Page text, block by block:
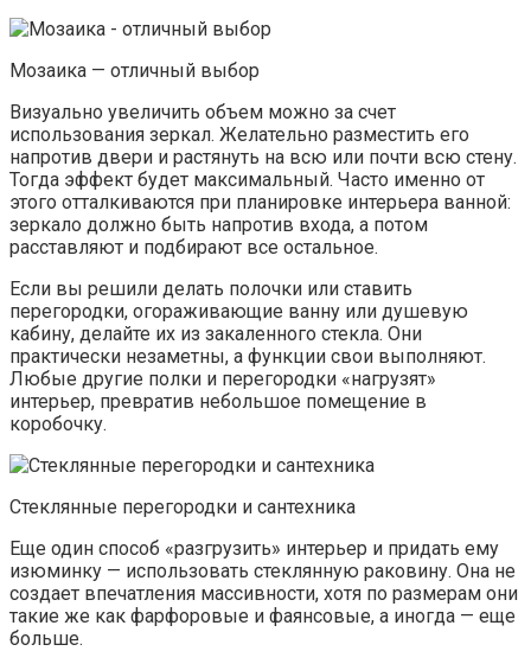
Мозаика — отличный выбор
Визуально увеличить объем можно за счет
использования зеркал. Желательно разместить его
напротив двери и растянуть на всю или почти всю стену.
Тогда эффект будет максимальный. Часто именно от
этого отталкиваются при планировке интерьера ванной:
зеркало должно быть напротив входа, а потом
расставляют и подбирают все остальное.
Если вы решили делать полочки или ставить
перегородки, огораживающие ванну или душевую
кабину, делайте их из закаленного стекла. Они
практически незаметны, а функции свои выполняют.
Любые другие полки и перегородки «нагрузят»
интерьер, превратив небольшое помещение в
коробочку.
Стеклянные перегородки и сантехника
Еще один способ «разгрузить» интерьер и придать ему
изюминку — использовать стеклянную раковину. Она не
создает впечатления массивности, хотя по размерам они
такие же как фарфоровые и фаянсовые, а иногда — еще
больше.